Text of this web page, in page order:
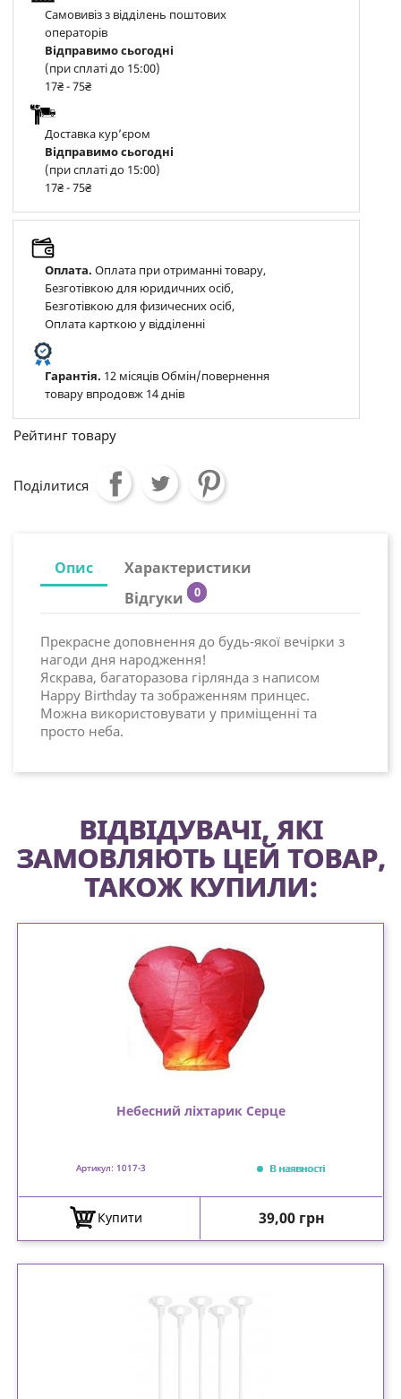
Самовивіз з відділень поштових
операторів
Відправимо сьогодні
(при сплаті до 15:00)
17₴ - 75₴
Доставка курʼєром
Відправимо сьогодні
(при сплаті до 15:00)
17₴ - 75₴
Оплата. Оплата при отриманні товару,
Безготівкою для юридичних осіб,
Безготівкою для физичесних осіб,
Оплата карткою у відділенні
Гарантія. 12 місяців Обмін/повернення
товару впродовж 14 днів
Рейтинг товару
Поділитися
Опис
Характеристики
Відгуки
0
Прекрасне доповнення до будь-якої вечірки з
нагоди дня народження!
Яскрава, багаторазова гірлянда з написом
Happy Birthday та зображенням принцес.
Можна використовувати у приміщенні та
просто неба.
ВІДВІДУВАЧІ, ЯКІ
ЗАМОВЛЯЮТЬ ЦЕЙ ТОВАР,
ТАКОЖ КУПИЛИ:
Небесний ліхтарик Серце
Артикул: 1017-3 В наявності
Купити Ціна
39,00 грн